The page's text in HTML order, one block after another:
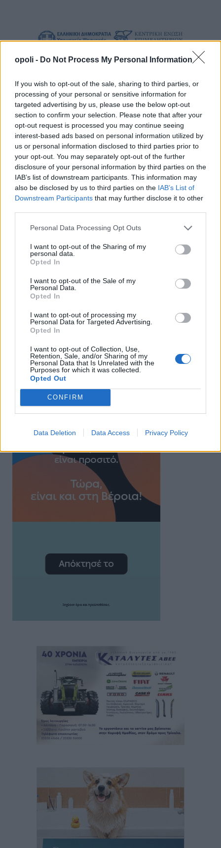
opoli - Do Not Process My Personal Information
If you wish to opt-out of the sale, sharing to third parties, or
processing of your personal or sensitive information for
targeted advertising by us, please use the below opt-out
section to confirm your selection. Please note that after your
opt-out request is processed you may continue seeing
interest-based ads based on personal information utilized by
us or personal information disclosed to third parties prior to
your opt-out. You may separately opt-out of the further
disclosure of your personal information by third parties on the
IAB’s list of downstream participants. This information may
also be disclosed by us to third parties on the IAB’s List of
Downstream Participants that may further disclose it to other
Personal Data Processing Opt Outs
I want to opt-out of the Sharing of my
personal data.
Opted In
I want to opt-out of the Sale of my
Personal Data.
Opted In
I want to opt-out of processing my
Personal Data for Targeted Advertising.
Opted In
I want to opt-out of Collection, Use,
Retention, Sale, and/or Sharing of my
Personal Data that Is Unrelated with the
Purposes for which it was collected.
Opted Out
CONFIRM
Data Deletion Data Access Privacy Policy